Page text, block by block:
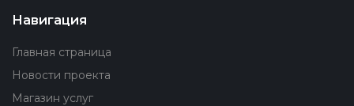
Навигация
Главная страница
Новости проекта
Магазин услуг